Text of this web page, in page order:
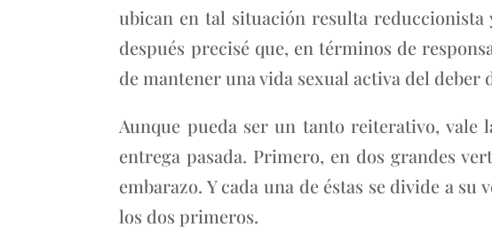
ubican en tal situación resulta reduccionista
después precisé que, en términos de
de mantener una vida sexual activa del deber
Aunque pueda ser un tanto reiterativo, vale
entrega pasada. Primero, en dos grandes
embarazo. Y cada una de éstas se divide a
los dos primeros.